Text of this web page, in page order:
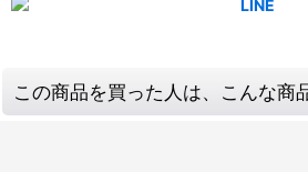
この商品を買った人は、こんな商